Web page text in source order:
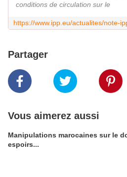
conditions de circulation sur le
Partager
Vous aimerez aussi
Manipulations marocaines sur le
espoirs...